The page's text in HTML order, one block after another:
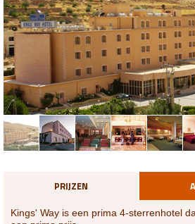
PRIJZEN
Kings' Way is een prima 4-sterrenhotel